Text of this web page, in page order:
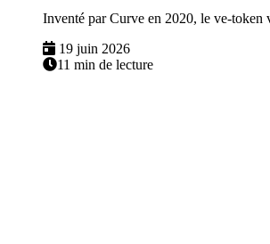
Inventé par Curve en 2020, le ve-token
19 juin 2026
11 min de lecture